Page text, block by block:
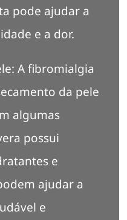
pode ajudar a
e a dor.
A fibromialgia
da pele
algumas
possui
e
ajudar a
e